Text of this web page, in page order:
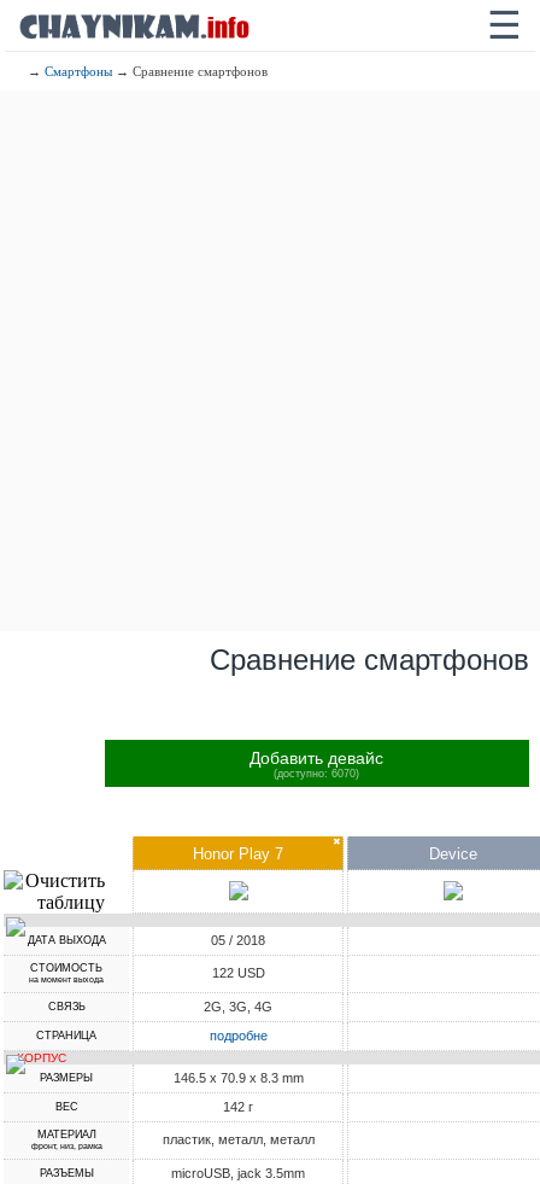
☰
→Смартфоны → Сравнение смартфонов
Сравнение смартфонов
Добавить девайс
(доступно: 6070)
✖
Honor Play 7 Device
ДАТА ВЫХОДА 05 / 2018
СТОИМОСТЬ
на момент выхода 122 USD
СВЯЗЬ 2G, 3G, 4G
СТРАНИЦА подробне
КОРПУС
РАЗМЕРЫ 146.5 x 70.9 x 8.3 mm
ВЕС 142 г
МАТЕРИАЛ
фронт, низ, рамка пластик, металл, металл
РАЗЪЕМЫ microUSB, jack 3.5mm